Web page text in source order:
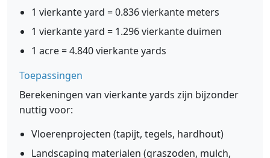
1 vierkante yard = 0.836 vierkante meters
1 vierkante yard = 1.296 vierkante duimen
1 acre = 4.840 vierkante yards
Toepassingen
Berekeningen van vierkante yards zijn bijzonder
nuttig voor:
Vloerenprojecten (tapijt, tegels, hardhout)
Landscaping materialen (graszoden, mulch,